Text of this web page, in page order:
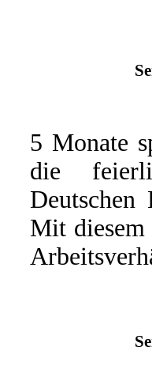
5 Monate
die
Mit diesem